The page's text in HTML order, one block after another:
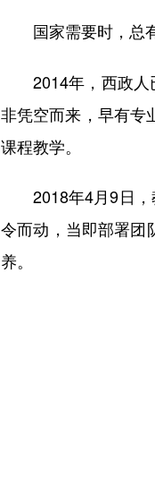
国家需要时，总
2014年，西政人
非凭空而来，早有专
课程教学。
2018年4月9日，
令而动，当即部署团
养。